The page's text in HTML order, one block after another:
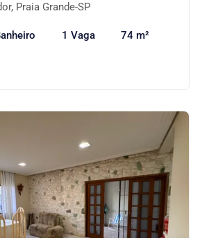
Praia Grande-SP
1 Vaga 74 m²